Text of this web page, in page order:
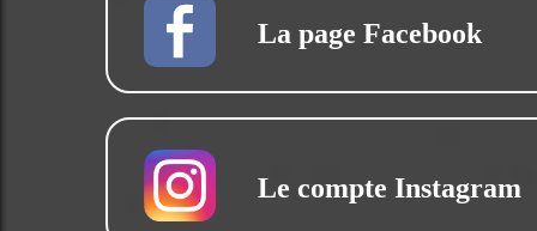
La page Facebook
Le compte Instagram